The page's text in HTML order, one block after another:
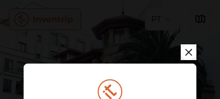
PT